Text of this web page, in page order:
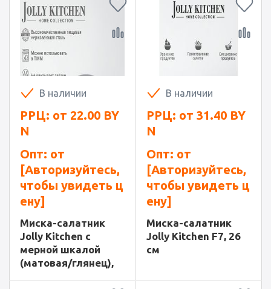
В наличии
РРЦ: от 22.00 BY
N
Опт: от
[Авторизуйтесь,
чтобы увидеть ц
ену]
Миска-салатник
Jolly Kitchen c
мерной шкалой
(матовая/глянец),
В наличии
РРЦ: от 31.40 BY
N
Опт: от
[Авторизуйтесь,
чтобы увидеть ц
ену]
Миска-салатник
Jolly Kitchen F7, 26
см